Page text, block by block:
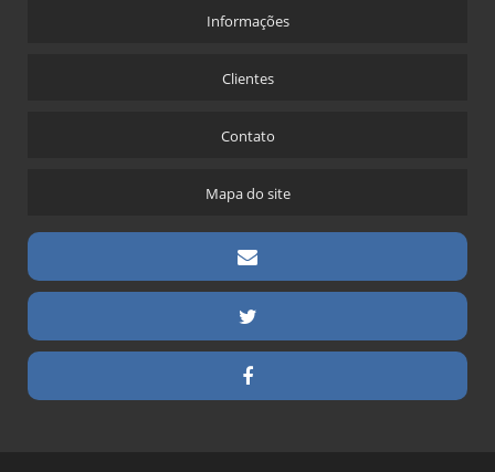
Informações
Clientes
Contato
Mapa do site